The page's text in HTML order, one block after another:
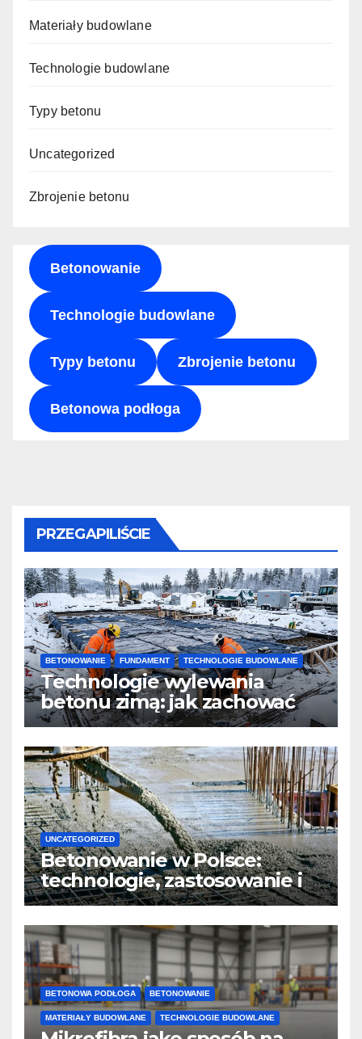
Materiały budowlane
Technologie budowlane
Typy betonu
Uncategorized
Zbrojenie betonu
Betonowanie
Technologie budowlane
Typy betonu Zbrojenie betonu
Betonowa podłoga
PRZEGAPILIŚCIE
BETONOWANIE FUNDAMENT TECHNOLOGIE BUDOWLANE
Technologie wylewania
betonu zimą: jak zachować
jakość i przyspieszyć
twardnienie
UNCATEGORIZED
Betonowanie w Polsce:
technologie, zastosowanie i
design
BETONOWA PODŁOGA BETONOWANIE
MATERIAŁY BUDOWLANE TECHNOLOGIE BUDOWLANE